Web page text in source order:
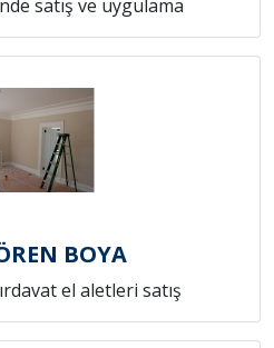
satış ve uygulama
BOYA
el aletleri satış